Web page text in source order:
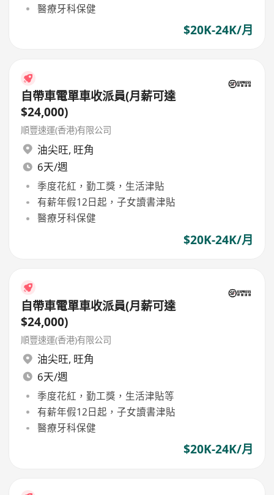
醫療牙科保健
$20K-24K/月
自帶車電單車收派員(月薪可達
$24,000)
順豐速運(香港)有限公司
油尖旺, 旺角
6天/週
季度花紅，勤工獎，生活津貼
有薪年假12日起，子女讀書津貼
醫療牙科保健
$20K-24K/月
自帶車電單車收派員(月薪可達
$24,000)
順豐速運(香港)有限公司
油尖旺, 旺角
6天/週
季度花紅，勤工獎，生活津貼等
有薪年假12日起，子女讀書津貼
醫療牙科保健
$20K-24K/月